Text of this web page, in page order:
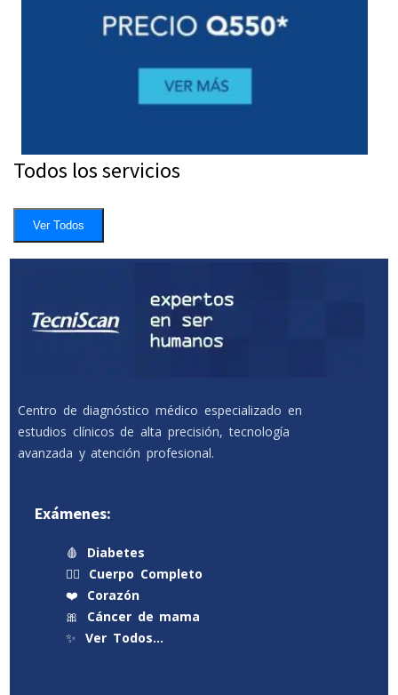
Todos los servicios
Ver Todos
Centro de diagnóstico médico especializado en
estudios clínicos de alta precisión, tecnología
avanzada y atención profesional.
Exámenes:
🩸
Diabetes
🧍‍♂️
Cuerpo Completo
❤️
Corazón
🎀
Cáncer de mama
✨ Ver Todos…